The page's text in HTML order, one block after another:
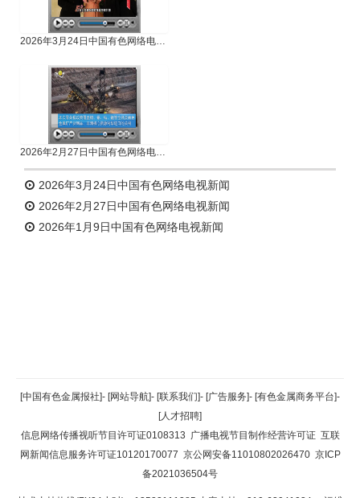
2026年3月24日中国有色网络电视新闻
2026年2月27日中国有色网络电视新闻
2026年3月24日中国有色网络电视新闻
2026年2月27日中国有色网络电视新闻
2026年1月9日中国有色网络电视新闻
返回顶部
返回首页
[中国有色金属报社]- [网站导航]- [联系我们]- [广告服务]- [有色金属商务平台]-
[人才招聘]
信息网络传播视听节目许可证0108313 广播电视节目制作经营许可证 互联
网新闻信息服务许可证10120170077 京公网安备11010802026470 京ICP
备2021036504号